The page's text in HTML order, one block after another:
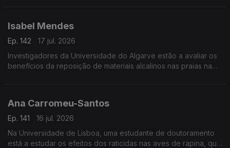
Isabel Mendes
Ep. 142
17 jul. 2026
Investigadores da Universidade do Algarve estão a avaliar os
benefícios da reposição de materiais alcalinos nas praias na
Ana Carromeu-Santos
Ep. 141
16 jul. 2026
Na Universidade de Lisboa, uma estudante de doutoramento
está a estudar os efeitos dos raticidas nas aves de rapina, que